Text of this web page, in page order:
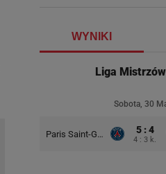
WYNIKI
Liga Mistrzów
Sobota, 30
Paris Saint-Germain 5 : 4
4 : 3 k.